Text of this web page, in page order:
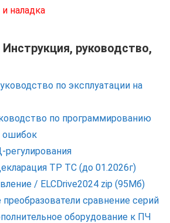
наладка
руководство,
по эксплуатации на
по программированию
ТР ТС (до 01.2026г)
/ ELCDrive2024 zip (95Мб)
сравнение серий
оборудование к ПЧ